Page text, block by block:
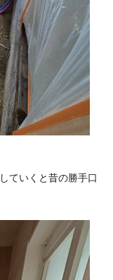
ていくと昔の勝手口